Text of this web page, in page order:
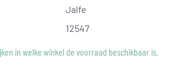
Jalfe
12547
in welke winkel de voorraad beschikbaar is.